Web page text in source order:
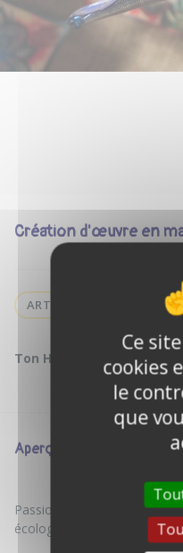
Création d'œuvre en
ART
Ton Hôte : Delphine C.
Aperçu
Passionné par la création
écologique de l'activité
Ce
cookies
le
que